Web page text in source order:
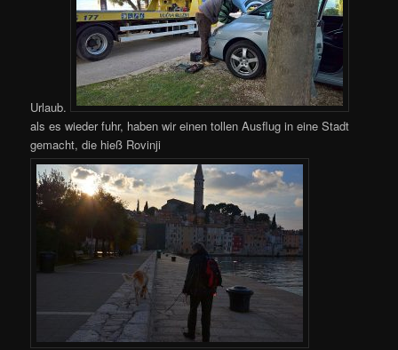
Urlaub.
als es wieder fuhr, haben wir einen tollen Ausflug in eine Stadt
gemacht, die hieß Rovinji